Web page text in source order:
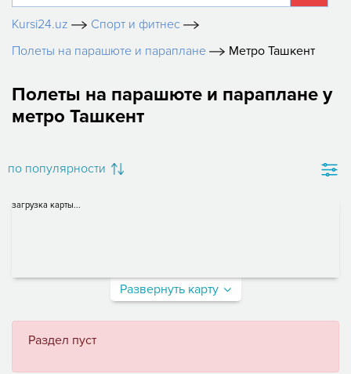
Kursi24.uz
Спорт и фитнес
Полеты на парашюте и параплане
Метро Ташкент
Полеты на парашюте и параплане у
метро Ташкент
по популярности
загрузка карты...
Развернуть карту
Раздел пуст